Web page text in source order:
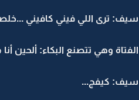
سيف: ترى اللي فيني كافيني
الفتاة وهي تتصنع البكاء: ألحين
سيف: كيفج...